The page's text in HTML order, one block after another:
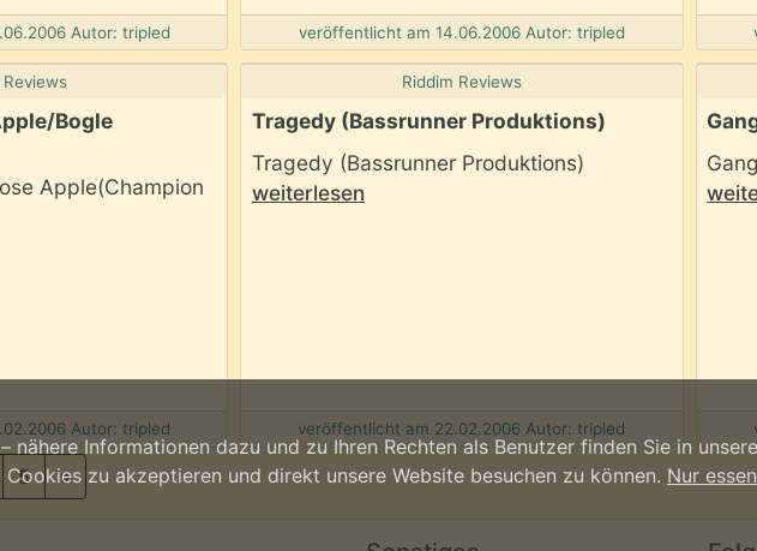
Autor: tripled veröffentlicht am 14.06.2006 Autor: tripled
Reviews
Bogle
Apple(Champion
Autor: tripled
Riddim Reviews
Tragedy (Bassrunner Produktions)
Tragedy (Bassrunner Produktions)
weiterlesen
veröffentlicht am 22.02.2006 Autor: tripled
5 »
nähere Informationen dazu und zu Ihren Rechten als Benutzer finden Sie in
zu akzeptieren und direkt unsere Website besuchen zu können. Nur